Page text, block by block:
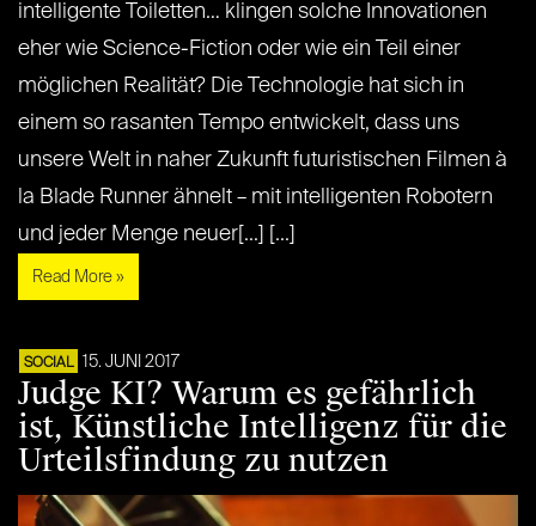
intelligente Toiletten… klingen solche Innovationen
eher wie Science-Fiction oder wie ein Teil einer
möglichen Realität? Die Technologie hat sich in
einem so rasanten Tempo entwickelt, dass uns
unsere Welt in naher Zukunft futuristischen Filmen à
la Blade Runner ähnelt – mit intelligenten Robotern
und jeder Menge neuer[...] [...]
Read More »
SOCIAL 15. JUNI 2017
Judge KI? Warum es gefährlich
ist, Künstliche Intelligenz für die
Urteilsfindung zu nutzen